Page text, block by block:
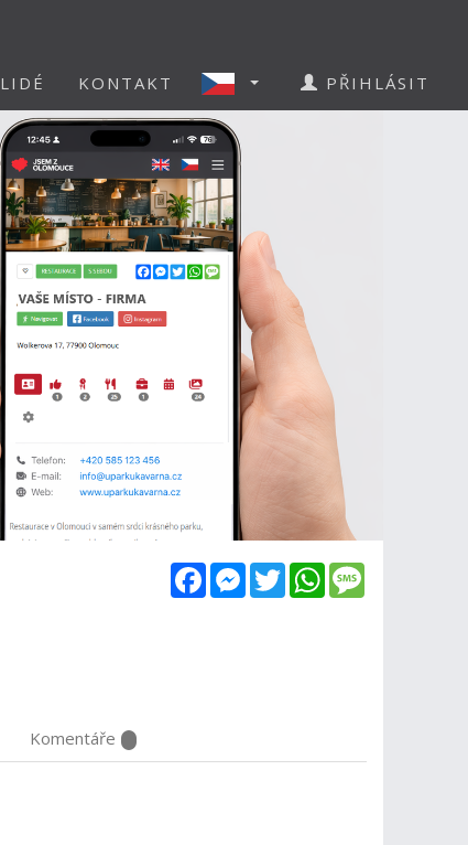
LIDÉ KONTAKT PŘIHLÁSIT
FacebookMessenger
TwitterWhatsApp
Komentáře